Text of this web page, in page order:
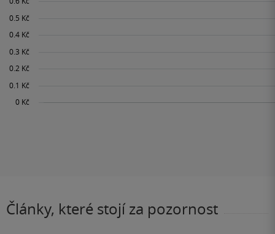
Články, které stojí za pozornost